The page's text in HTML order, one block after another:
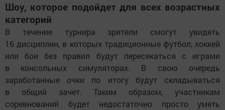
Шоу, которое подойдет для всех возрастных
категорий
В течение турнира зрители смогут увидеть
16 дисциплин, в которых традиционные футбол, хоккей
или бои без правил будут пересекаться с играми
в консольных симуляторах. В свою очередь
заработанные очки по итогу будут складываться
в общий зачет. Таким образом, участникам
соревнований будет недостаточно просто уметь